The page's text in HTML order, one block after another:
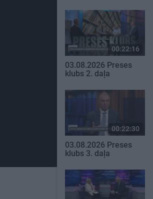
00:22:16
03.08.2026 Preses
klubs 2. daļa
00:22:30
03.08.2026 Preses
klubs 3. daļa